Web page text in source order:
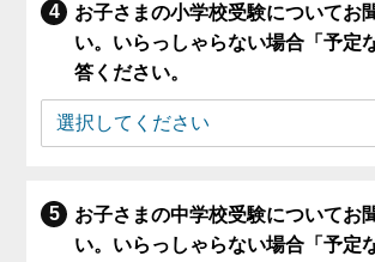
お子さまの小学校受験についてお
い。いらっしゃらない場合「予定
答ください。
お子さまの中学校受験についてお
い。いらっしゃらない場合「予定